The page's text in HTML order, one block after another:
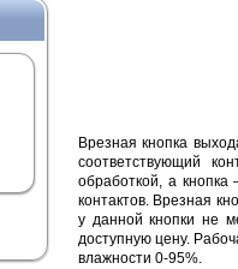
4PIN(п)/2RCA(м)+DJK-11(п)
386 руб.
Врезная кнопка
соответствующий
обработкой, а
контактов. Врезная
у данной кнопки не
доступную цену.
влажности 0-95%.